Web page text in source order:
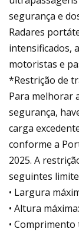
segurança e
Radares
intensificados,
motoristas e
*Restrição de
Para melhorar
segurança,
carga
conforme a
2025. A
seguintes
• Largura
• Altura
•